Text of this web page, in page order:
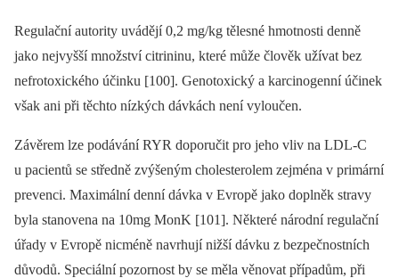
Regulační autority uvádějí 0,2 mg/kg tělesné hmotnosti denně
jako nejvyšší množství citrininu, které může člověk užívat bez
nefrotoxického účinku [100]. Genotoxický a karcinogenní účinek
však ani při těchto nízkých dávkách není vyloučen.
Závěrem lze podávání RYR doporučit pro jeho vliv na LDL-C
u pacientů se středně zvýšeným cholesterolem zejména v primární
prevenci. Maximální denní dávka v Evropě jako doplněk stravy
byla stanovena na 10mg MonK [101]. Některé národní regulační
úřady v Evropě nicméně navrhují nižší dávku z bezpečnostních
důvodů. Speciální pozornost by se měla věnovat případům, při